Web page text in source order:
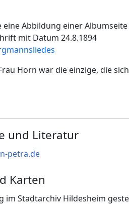
Abbildung einer
mit Datum 24.8.1894
Horn war die einzige, die
und Literatur
petra.de
Karten
im Stadtarchiv Hildesheim